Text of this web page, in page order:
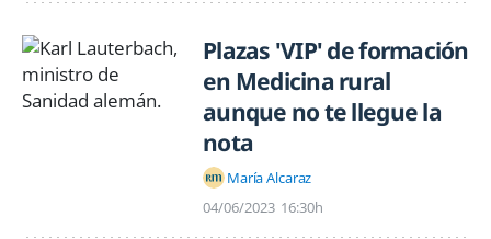
Plazas 'VIP' de formación
en Medicina rural
aunque no te llegue la
nota
María Alcaraz
04/06/2023 16:30h